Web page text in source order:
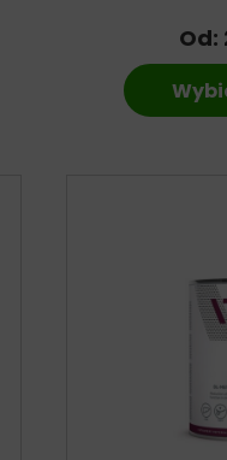
Od: